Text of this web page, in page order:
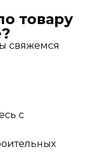
товару
свяжемся
с